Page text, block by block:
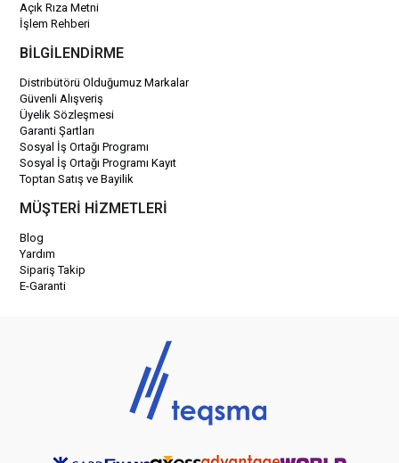
Açık Rıza Metni
İşlem Rehberi
BİLGİLENDİRME
Distribütörü Olduğumuz Markalar
Güvenli Alışveriş
Üyelik Sözleşmesi
Garanti Şartları
Sosyal İş Ortağı Programı
Sosyal İş Ortağı Programı Kayıt
Toptan Satış ve Bayilik
MÜŞTERİ HİZMETLERİ
Blog
Yardım
Sipariş Takip
E-Garanti